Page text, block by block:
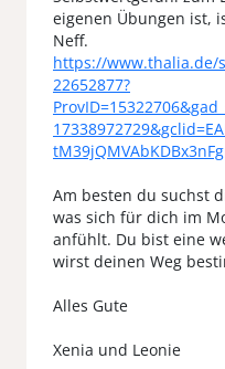
eigenen Übungen ist,
Neff.
https://www.thalia.de/
22652877?
Am besten du suchst
was sich für dich im
anfühlt. Du bist eine
wirst deinen Weg
Alles Gute